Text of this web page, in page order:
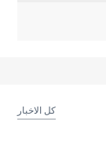
كل الاخبار